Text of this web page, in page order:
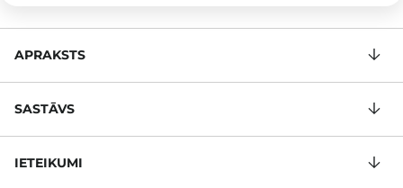
APRAKSTS
SASTĀVS
IETEIKUMI